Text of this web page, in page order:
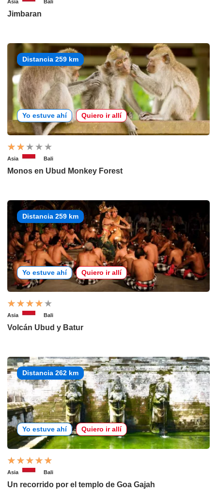
Asia Bali
Jimbaran
Distancia 259 km
Yo estuve ahí Quiero ir allí
Asia Bali
Monos en Ubud Monkey Forest
Distancia 259 km
Yo estuve ahí Quiero ir allí
Asia Bali
Volcán Ubud y Batur
Distancia 262 km
Yo estuve ahí Quiero ir allí
Asia Bali
Un recorrido por el templo de Goa Gajah